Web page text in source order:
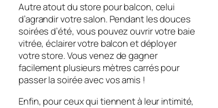
Autre atout du store pour balcon, celui
d’agrandir votre salon. Pendant les douces
soirées d’été, vous pouvez ouvrir votre baie
vitrée, éclairer votre balcon et déployer
votre store. Vous venez de gagner
facilement plusieurs mètres carrés pour
passer la soirée avec vos amis !
Enfin, pour ceux qui tiennent à leur intimité,